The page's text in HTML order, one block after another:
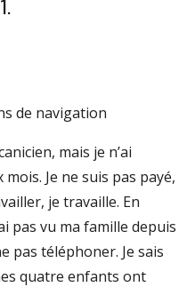
de navigation
mais je n’ai
Je ne suis pas payé,
je travaille. En
pas vu ma famille depuis
pas téléphoner. Je sais
quatre enfants ont